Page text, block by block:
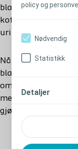
policy og
Nødvendig
Statistikk
Detaljer
blæren rett før
koffein og tobakk,
urininkontinens.
Når du snakker
blære- eller
om mulige
med råd om
gjøre fysisk